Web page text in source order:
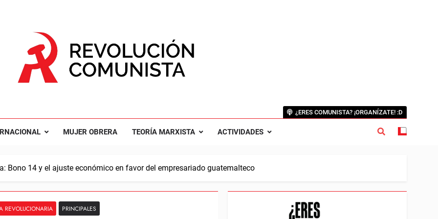
MUJER OBRERA TEORÍA MARXISTA ACTIVIDADES
¿ERES COMUNISTA? ¡ORGANÍZATE! :D
Bono 14 y el ajuste económico en favor del empresariado guatemalteco
REVOLUCIONARIA PRINCIPALES